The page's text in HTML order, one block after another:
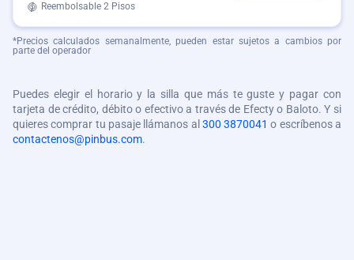
Reembolsable 2 Pisos
*Precios calculados semanalmente, pueden estar sujetos a cambios por
parte del operador
Puedes elegir el horario y la silla que más te guste y pagar con
tarjeta de crédito, débito o efectivo a través de Efecty o Baloto. Y si
quieres comprar tu pasaje llámanos al 300 3870041 o escríbenos a
contactenos@pinbus.com.